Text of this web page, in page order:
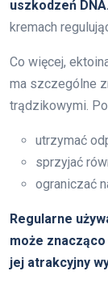
uszkodzeń
kremach
Co więcej,
ma szczególne
trądzikowymi.
utrzymać
sprzyjać
ograniczać
Regularne
może
jej atrakcyjny